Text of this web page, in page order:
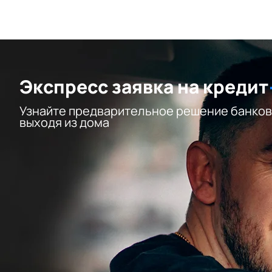
Экспресс заявка на кредит
Узнайте предварительное решение
выходя из дома